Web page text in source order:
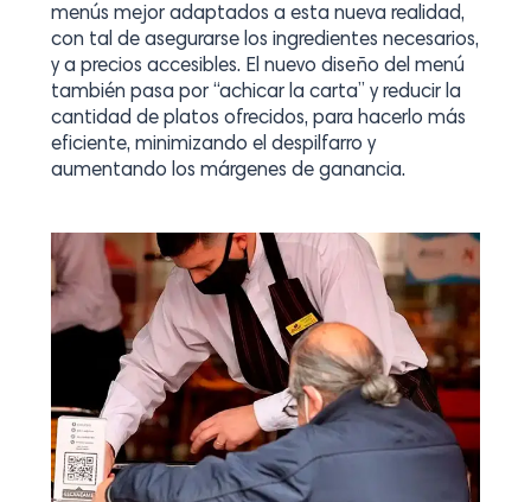
menús mejor adaptados a esta nueva realidad,
con tal de asegurarse los ingredientes necesarios,
y a precios accesibles. El nuevo diseño del menú
también pasa por “achicar la carta” y reducir la
cantidad de platos ofrecidos, para hacerlo más
eficiente, minimizando el despilfarro y
aumentando los márgenes de ganancia.